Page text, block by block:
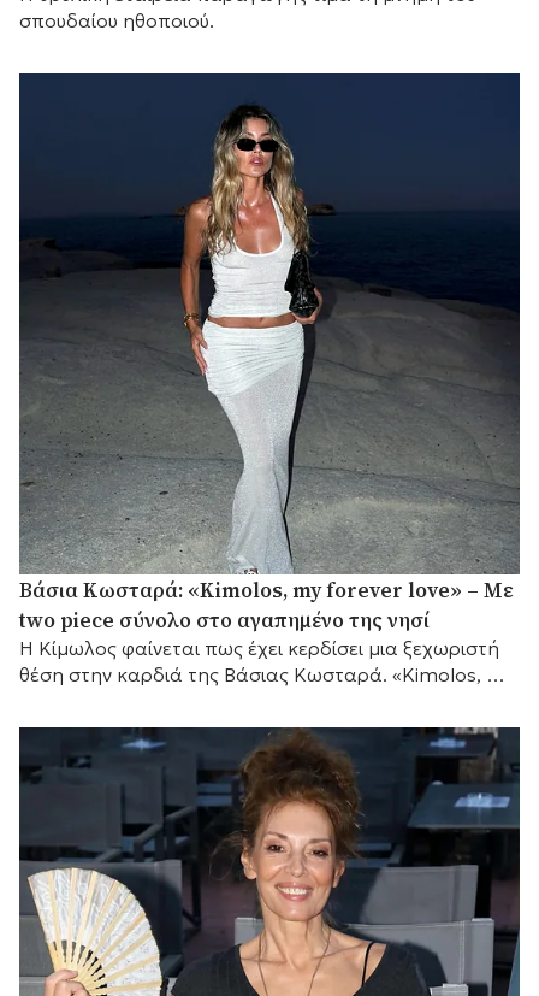
σπουδαίου ηθοποιού.
Βάσια Κωσταρά: «Kimolos, my forever love» – Με
two piece σύνολο στο αγαπημένο της νησί
Η Κίμωλος φαίνεται πως έχει κερδίσει μια ξεχωριστή
θέση στην καρδιά της Βάσιας Κωσταρά. «Kimolos, my